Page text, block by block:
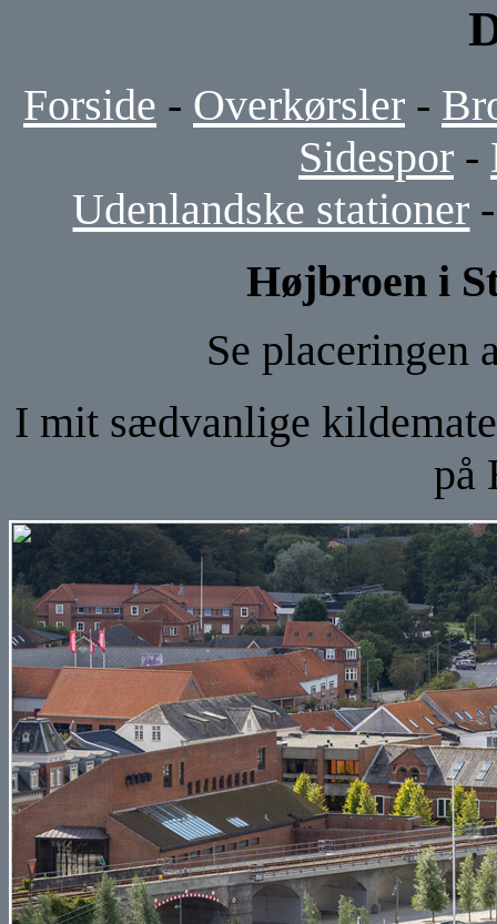
Forside - Overkørsler -
Sidespor -
Udenlandske stationer
Højbroen i
Se placeringen
I mit sædvanlige
på